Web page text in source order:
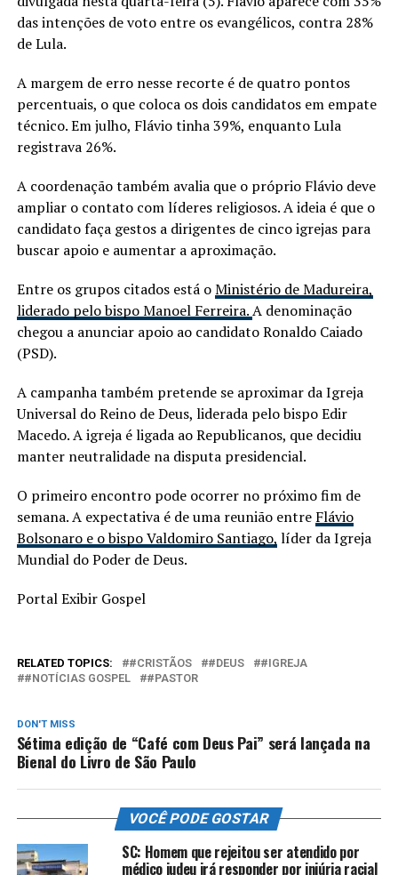
das intenções de voto entre os evangélicos, contra 28%
de Lula.
A margem de erro nesse recorte é de quatro pontos
percentuais, o que coloca os dois candidatos em empate
técnico. Em julho, Flávio tinha 39%, enquanto Lula
registrava 26%.
A coordenação também avalia que o próprio Flávio deve
ampliar o contato com líderes religiosos. A ideia é que o
candidato faça gestos a dirigentes de cinco igrejas para
buscar apoio e aumentar a aproximação.
Entre os grupos citados está oMinistério de Madureira,
liderado pelo bispo Manoel Ferreira.A denominação
chegou a anunciar apoio ao candidato Ronaldo Caiado
(PSD).
A campanha também pretende se aproximar da Igreja
Universal do Reino de Deus, liderada pelo bispo Edir
Macedo. A igreja é ligada ao Republicanos, que decidiu
manter neutralidade na disputa presidencial.
O primeiro encontro pode ocorrer no próximo fim de
semana. A expectativa é de uma reunião entre Flávio
Bolsonaro e o bispo Valdomiro Santiago, líder da Igreja
Mundial do Poder de Deus.
Portal Exibir Gospel
RELATED TOPICS: #CRISTÃOS #DEUS
#IGREJA
#NOTÍCIAS GOSPEL
#PASTOR
DON'T MISS
Sétima edição de “Café com Deus Pai” será lançada na
Bienal do Livro de São Paulo
VOCÊ PODE GOSTAR
SC: Homem que rejeitou ser atendido por
médico judeu irá responder por injúria racial